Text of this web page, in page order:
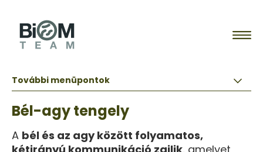
Szakembereink
Mivel lehet hozzánk fordulni?
BiomTeam
SZOLGÁLTATÁSAINK
Szolgáltatásaink
Áraink
ÁLLAPOTFELMÉRÉS
TANÁCSADÁS
Bél-agy tengely
A bél és az agy között folyamatos,
További menüpontok
Crohn betegség
GERD